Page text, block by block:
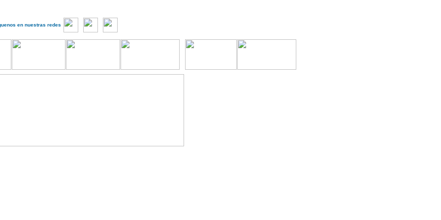
en nuestras redes